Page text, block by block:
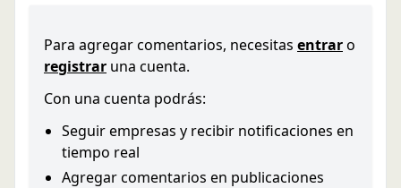
Para agregar comentarios, necesitas entraro
registrar una cuenta.
Con una cuenta podrás:
Seguir empresas y recibir notificaciones en
tiempo real
Agregar comentarios en publicaciones